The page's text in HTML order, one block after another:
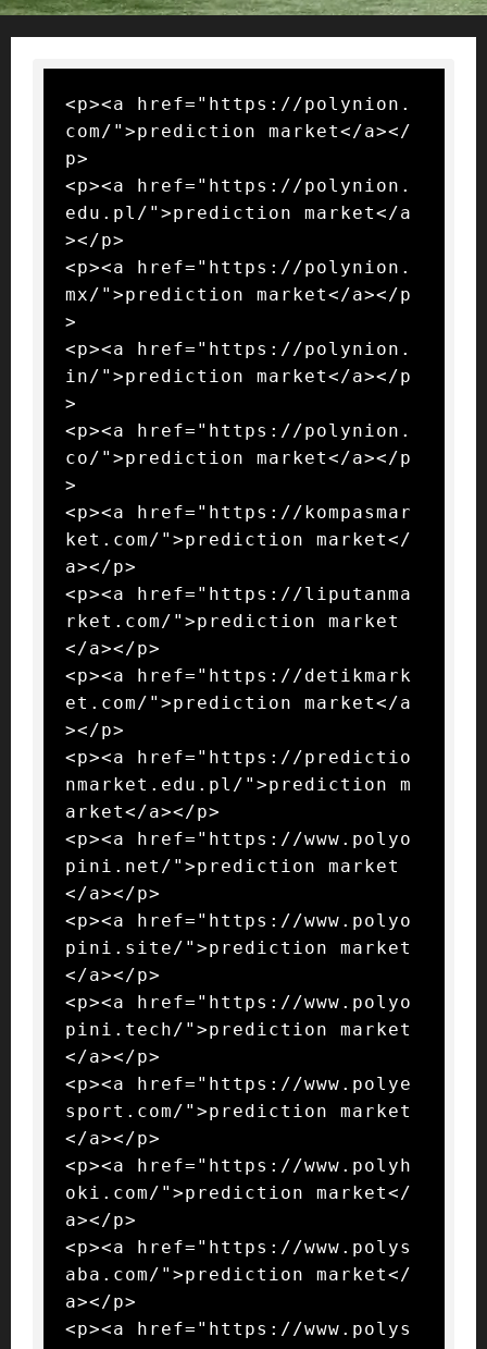
<p><a href="https://polynion.
com/">prediction market</a></
p>
<p><a href="https://polynion.
edu.pl/">prediction market</a
></p>
<p><a href="https://polynion.
mx/">prediction market</a></p
>
<p><a href="https://polynion.
in/">prediction market</a></p
>
<p><a href="https://polynion.
co/">prediction market</a></p
>
<p><a href="https://kompasmar
ket.com/">prediction market</
a></p>
<p><a href="https://liputanma
rket.com/">prediction market
</a></p>
<p><a href="https://detikmark
et.com/">prediction market</a
></p>
<p><a href="https://predictio
nmarket.edu.pl/">prediction m
arket</a></p>
<p><a href="https://www.polyo
pini.net/">prediction market
</a></p>
<p><a href="https://www.polyo
pini.site/">prediction market
</a></p>
<p><a href="https://www.polyo
pini.tech/">prediction market
</a></p>
<p><a href="https://www.polye
sport.com/">prediction market
</a></p>
<p><a href="https://www.polyh
oki.com/">prediction market</
a></p>
<p><a href="https://www.polys
aba.com/">prediction market</
a></p>
<p><a href="https://www.polys